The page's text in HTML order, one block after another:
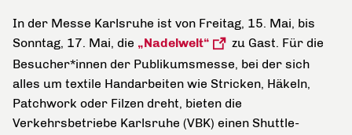
In der Messe Karlsruhe ist von Freitag, 15. Mai, bis
Sonntag, 17. Mai, die „Nadelwelt“
zu Gast. Für die
Besucher*innen der Publikumsmesse, bei der sich
alles um textile Handarbeiten wie Stricken, Häkeln,
Patchwork oder Filzen dreht, bieten die
Verkehrsbetriebe Karlsruhe (VBK) einen Shuttle-